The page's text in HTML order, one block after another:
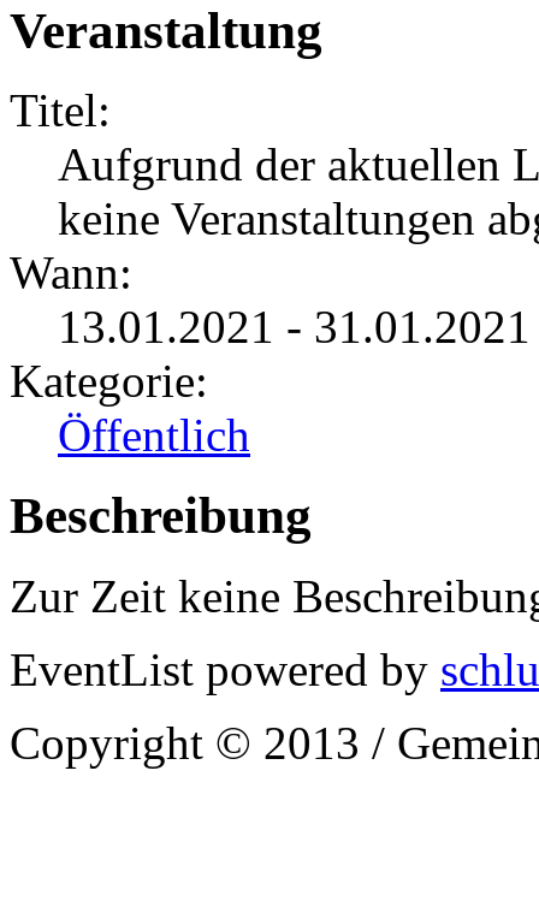
Veranstaltung
Titel:
Aufgrund der aktuellen
keine Veranstaltungen
Wann:
13.01.2021 -
Kategorie:
Öffentlich
Beschreibung
Zur Zeit keine
EventList powered by
Copyright © 2013 /